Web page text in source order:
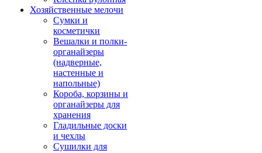
Хозяйственные мелочи
Сумки и
косметички
Вешалки и полки-
органайзеры
(надверные,
настенные и
напольные)
Короба, корзины и
органайзеры для
хранения
Гладильные доски
и чехлы
Сушилки для